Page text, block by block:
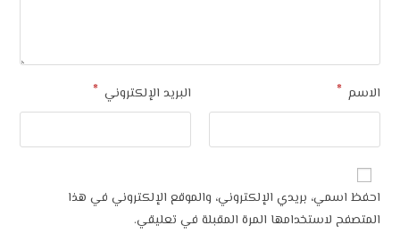
الاسم * البريد الإلكتروني *
احفظ اسمي، بريدي الإلكتروني، والموقع الإلكتروني في هذا
المتصفح لاستخدامها المرة المقبلة في تعليقي.